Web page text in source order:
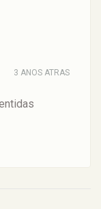
3 ANOS ATRAS